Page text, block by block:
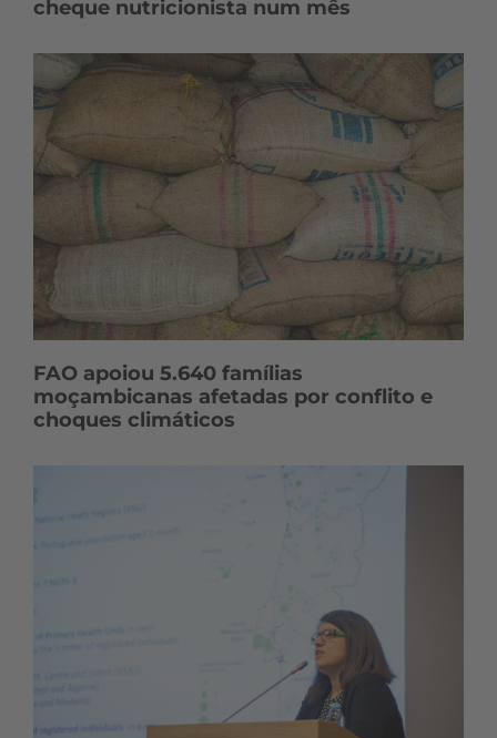
cheque nutricionista num mês
FAO apoiou 5.640 famílias
moçambicanas afetadas por conflito e
choques climáticos